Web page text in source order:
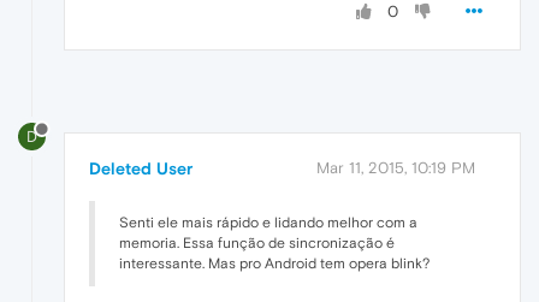
0
D
Deleted User Mar 11, 2015, 10:19 PM
Senti ele mais rápido e lidando melhor com a
memoria. Essa função de sincronização é
interessante. Mas pro Android tem opera blink?